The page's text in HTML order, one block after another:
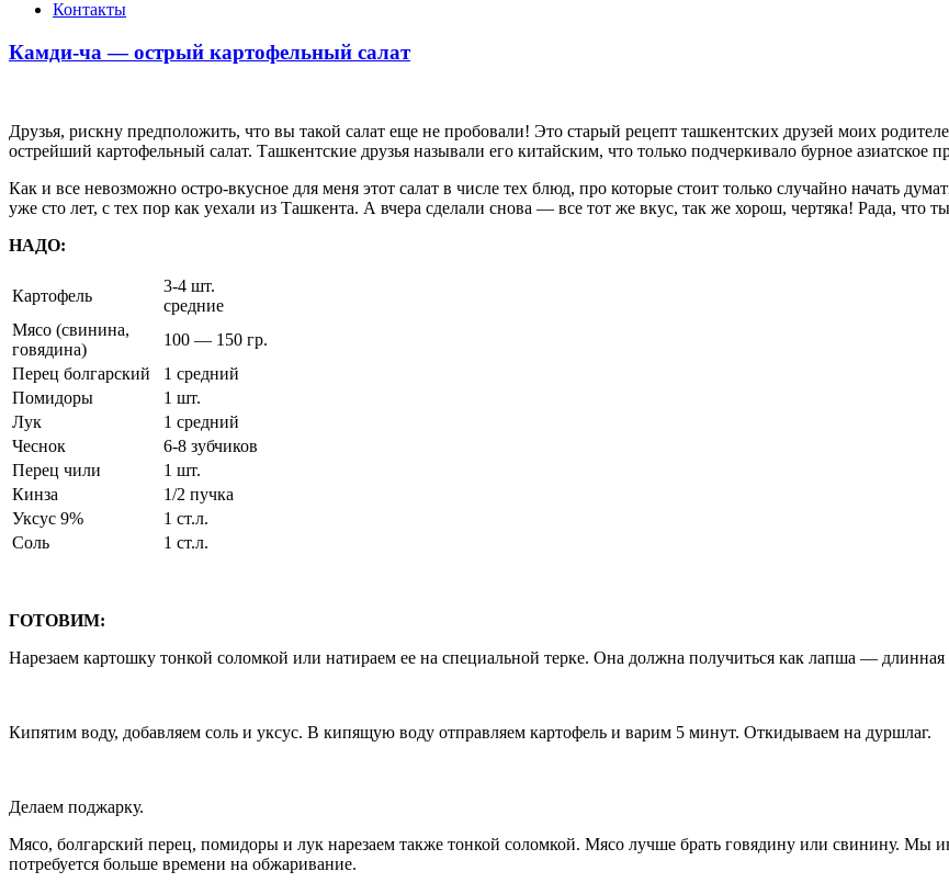
Контакты
Камди-ча — острый картофельный салат
Друзья, рискну предположить, что вы такой салат еще не пробовали! Это старый рецепт ташкентских друзей моих
острейший картофельный салат. Ташкентские друзья называли его китайским, что только подчеркивало бурное азиатское
Как и все невозможно остро-вкусное для меня этот салат в числе тех блюд, про которые стоит только случайно начать
уже сто лет, с тех пор как уехали из Ташкента. А вчера сделали снова — все тот же вкус, так же хорош, чертяка! Рада, что
НАДО:
Картофель
3-4 шт.
средние
Мясо (свинина,
говядина)
100 — 150 гр.
Перец болгарский
1 средний
Помидоры
1 шт.
Лук
1 средний
Чеснок
6-8 зубчиков
Перец чили
1 шт.
Кинза
1/2 пучка
Уксус 9%
1 ст.л.
Соль
1 ст.л.
ГОТОВИМ:
Нарезаем картошку тонкой соломкой или натираем ее на специальной терке. Она должна получиться как лапша — длинная
Кипятим воду, добавляем соль и уксус. В кипящую воду отправляем картофель и варим 5 минут. Откидываем на дуршлаг.
Делаем поджарку.
Мясо, болгарский перец, помидоры и лук нарезаем также тонкой соломкой. Мясо лучше брать говядину или свинину. Мы
потребуется больше времени на обжаривание.